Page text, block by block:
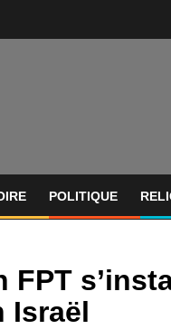
POLITIQUE
FPT
Israël